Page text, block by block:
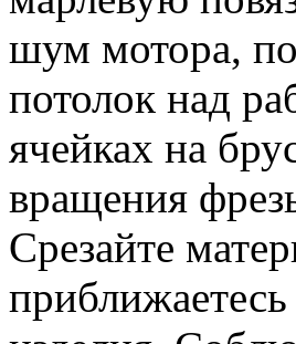
шум мотора,
потолок над
ячейках на
вращения
Срезайте